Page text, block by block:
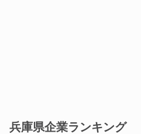
兵庫県企業ランキング